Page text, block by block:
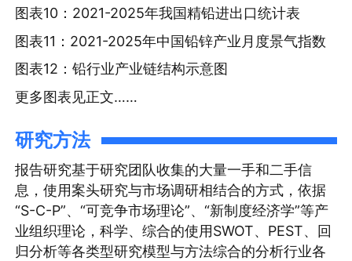
图表10：2021-2025年我国精铅进出口统计表
图表11：2021-2025年中国铅锌产业月度景气指数
图表12：铅行业产业链结构示意图
更多图表见正文……
研究方法
报告研究基于研究团队收集的大量一手和二手信
息，使用案头研究与市场调研相结合的方式，依据
“S-C-P”、“可竞争市场理论”、“新制度经济学”等产
业组织理论，科学、综合的使用SWOT、PEST、回
归分析等各类型研究模型与方法综合的分析行业各